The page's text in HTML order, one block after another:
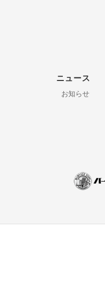
ニュース
お知らせ